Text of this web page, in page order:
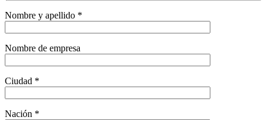
Nombre y apellido *
Nombre de empresa
Ciudad *
Nación *